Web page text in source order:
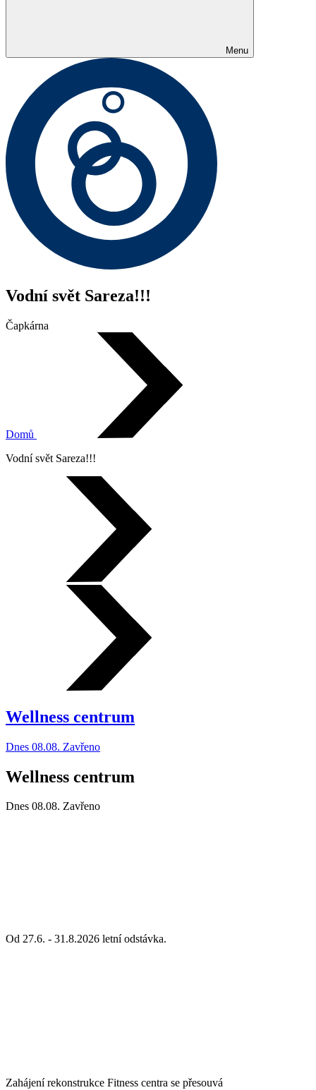
Menu
Vodní svět Sareza!!!
Čapkárna
Domů
Vodní svět Sareza!!!
Wellness centrum
Dnes 08.08. Zavřeno
Wellness centrum
Dnes 08.08. Zavřeno
Od 27.6. - 31.8.2026 letní odstávka.
Zahájení rekonstrukce Fitness centra se přesouvá